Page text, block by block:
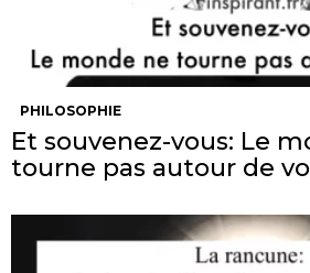
PHILOSOPHIE
Et souvenez-vous: Le
tourne pas autour de